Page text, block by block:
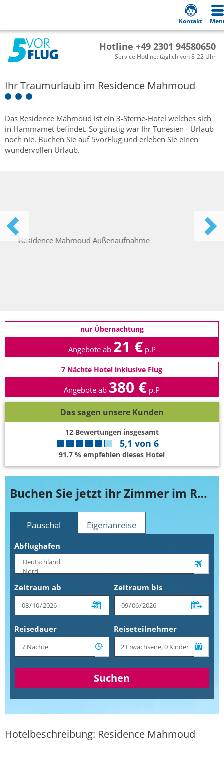
Hotline +49 2301 94580650
Service Hotline: täglich von 8-22 Uhr
Kontakt
Ihr Traumurlaub im Residence Mahmoud
Das Residence Mahmoud ist ein 3-Sterne-Hotel welches sich
in Hammamet befindet. So günstig war Ihr Tunesien - Urlaub
noch nie. Buchen Sie auf 5vorFlug und erleben Sie einen
wundervollen Urlaub.
nur Übernachtung
Angebote ab 21 € p.P
7 Nächte Hotel inklusive Flug
Angebote ab 380 € p.P
Das sagen unsere Kunden
12Bewertungen insgesamt
5,1 von 6
91.7 % empfehlen dieses Hotel
Buchen Sie jetzt ihr Zimmer im Residence Mahmoud
Pauschal Eigenanreise
Abflughafen
Zeitraum ab Zeitraum bis
Reisedauer Reiseteilnehmer
Suchen
Hotelbeschreibung: Residence Mahmoud